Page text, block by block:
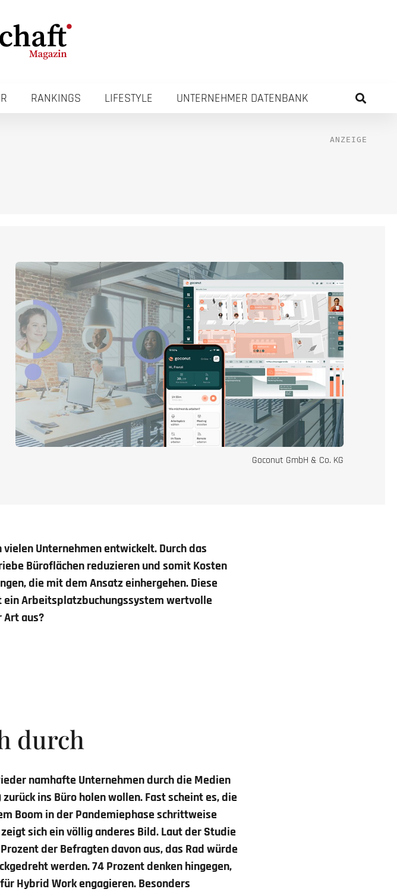
RANKINGS LIFESTYLE UNTERNEHMER DATENBANK
Goconut GmbH & Co. KG
Unternehmen entwickelt. Durch das
Büroflächen reduzieren und somit Kosten
die mit dem Ansatz einhergehen. Diese
Arbeitsplatzbuchungssystem wertvolle
Art aus?
durch
namhafte Unternehmen durch die Medien
ins Büro holen wollen. Fast scheint es, die
Boom in der Pandemiephase schrittweise
sich ein völlig anderes Bild. Laut der Studie
der Befragten davon aus, das Rad würde
werden. 74 Prozent denken hingegen,
Hybrid Work engagieren. Besonders